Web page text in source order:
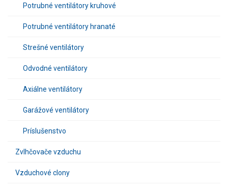
Potrubné ventilátory kruhové
Potrubné ventilátory hranaté
Strešné ventilátory
Odvodné ventilátory
Axiálne ventilátory
Garážové ventilátory
Príslušenstvo
Zvlhčovače vzduchu
Vzduchové clony